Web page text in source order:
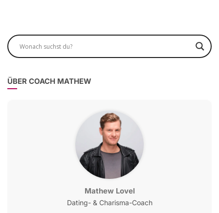
ÜBER COACH MATHEW
Mathew Lovel
Dating- & Charisma-Coach